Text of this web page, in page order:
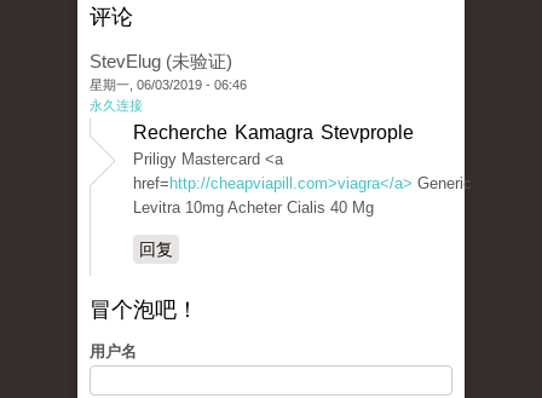
评论
StevElug (未验证)
星期一, 06/03/2019 - 06:46
永久连接
Recherche Kamagra Stevprople
Priligy Mastercard <a
href= http://cheapviapill.com>viagra</a> Generic
Levitra 10mg Acheter Cialis 40 Mg
回复
冒个泡吧！
用户名